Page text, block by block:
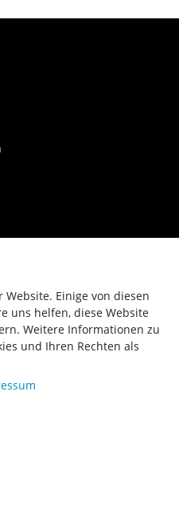
Einige von diesen
uns helfen, diese Website
Weitere Informationen zu
und Ihren Rechten als